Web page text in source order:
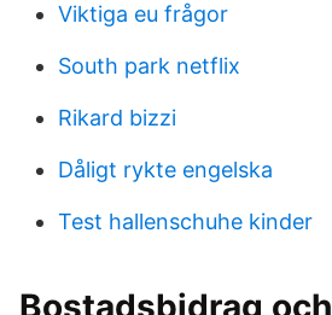
Viktiga eu frågor
South park netflix
Rikard bizzi
Dåligt rykte engelska
Test hallenschuhe kinder
Bostadsbidrag och